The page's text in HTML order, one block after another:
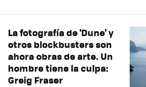
La fotografía de 'Dune' y
otros blockbusters son
ahora obras de arte. Un
hombre tiene la culpa:
Greig Fraser